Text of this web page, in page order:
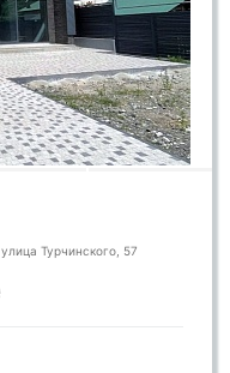
Турчинского, 57